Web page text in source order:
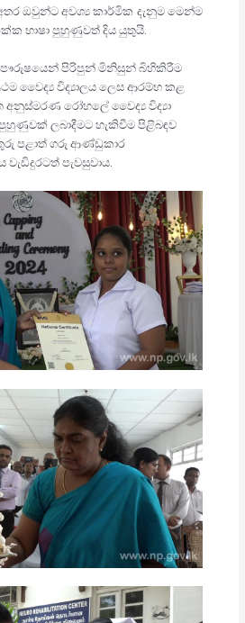
ඔවුන්ට අවශ්‍ය කාර්මික දැනුම මෙන්ම
භාෂා පුහුණුවත් දිය යුතුයි.
පිරිපුන් මිනිසුන් බිහිකිරීම
වෛද්‍ය විද්‍යාලය ලෙස ආරම්භ කළ
අනුස්මරණ රෝහලේ වෛද්‍ය විද්‍යා
ලබාදීමට හැකිවීම පිළිබඳව
පළාත් ගරු ආණ්ඩුකාර
පැවසුවාය.